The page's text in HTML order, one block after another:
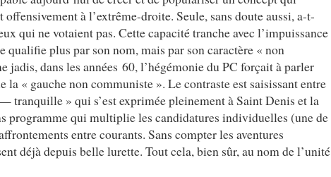
à l’extrême-droite. Seule, sans doute aussi, a-t-
qui ne votaient pas. Cette capacité tranche avec l’impuissance
qualifie plus par son nom, mais par son caractère « non
jadis, dans les années 60, l’hégémonie du PC forçait à parler
la « gauche non communiste ». Le contraste est saisissant entre
tranquille » qui s’est exprimée pleinement à Saint Denis et la
programme qui multiplie les candidatures individuelles (une de
entre courants. Sans compter les aventures
déjà depuis belle lurette. Tout cela, bien sûr, au nom de l’unité